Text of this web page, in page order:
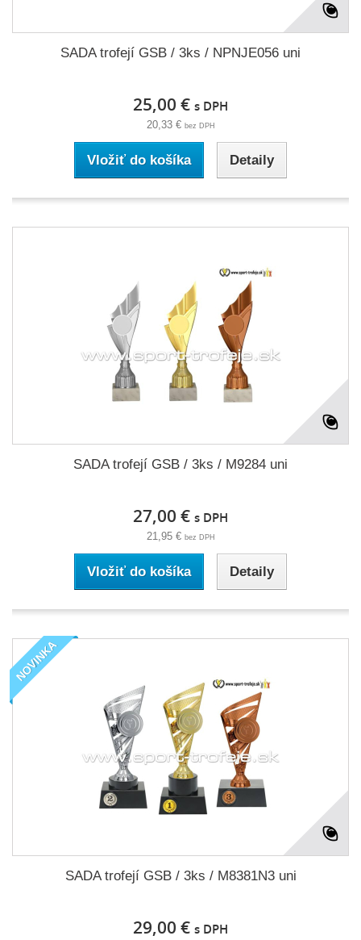
SADA trofejí GSB / 3ks / NPNJE056 uni
25,00 € s DPH
20,33 € bez DPH
Vložiť do košíka Detaily
SADA trofejí GSB / 3ks / M9284 uni
27,00 € s DPH
21,95 € bez DPH
Vložiť do košíka Detaily
NOVINKA
SADA trofejí GSB / 3ks / M8381N3 uni
29,00 € s DPH